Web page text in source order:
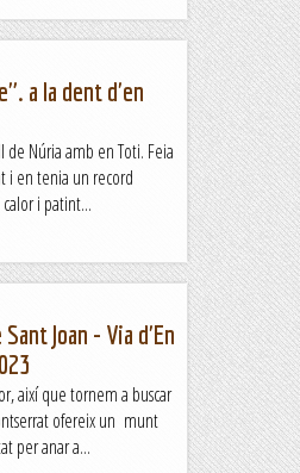
a la dent d'en
de Núria amb en Toti. Feia
i en tenia un record
i patint...
Joan - Via d'En
així que tornem a buscar
ofereix un munt
per anar a...